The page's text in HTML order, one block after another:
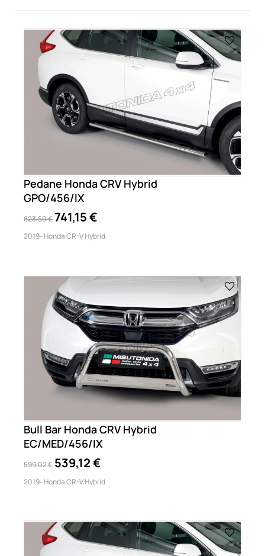
Pedane Honda CRV Hybrid
GPO/456/IX
823,50 €741,15 €
2019- Honda CR-V Hybrid
Bull Bar Honda CRV Hybrid
EC/MED/456/IX
599,02 € 539,12 €
2019- Honda CR-V Hybrid